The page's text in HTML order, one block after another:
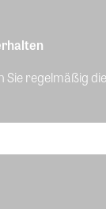
regelmäßig